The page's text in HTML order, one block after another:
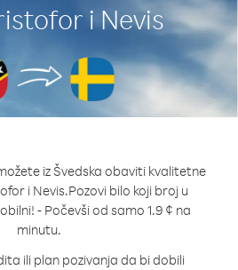
i Nevis
iz Švedska obaviti kvalitetne
i Nevis.Pozovi bilo koji broj u
- Počevši od samo 1.9 ¢ na
minutu.
ili plan pozivanja da bi dobili